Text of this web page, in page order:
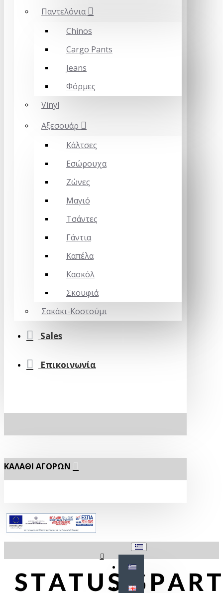
Παντελόνια
Chinos
Cargo Pants
Jeans
Φόρμες
Vinyl
Αξεσουάρ
Κάλτσες
Εσώρουχα
Ζώνες
Μαγιό
Τσάντες
Γάντια
Καπέλα
Κασκόλ
Σκουφιά
Σακάκι-Κοστούμι
Sales
Επικοινωνία
ΚΑΛΆΘΙ ΑΓΟΡΏΝ
Σύνδεση